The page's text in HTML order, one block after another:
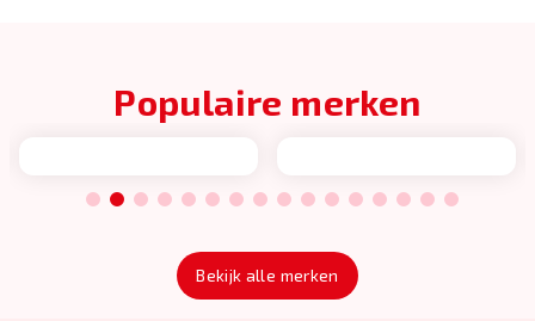
Populaire merken
1 2 3 4 5 6 7 8 9 10 11 12 13 14 15 16
Bekijk alle merken